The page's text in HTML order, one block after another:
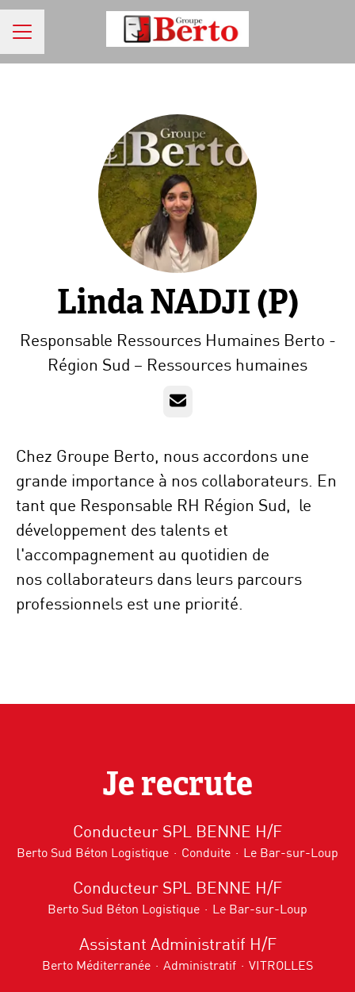
MENU CARRIÈRE
Linda NADJI (P)
Responsable Ressources Humaines Berto -
Région Sud – Ressources humaines
E-mail
Chez Groupe Berto, nous accordons une
grande importance à nos collaborateurs. En
tant que Responsable RH Région Sud, le
développement des talents et
l'accompagnement au quotidien de
nos collaborateurs dans leurs parcours
professionnels est une priorité.
Je recrute
Conducteur SPL BENNE H/F
Berto Sud Béton Logistique · Conduite · Le Bar-sur-Loup
Conducteur SPL BENNE H/F
Berto Sud Béton Logistique · Le Bar-sur-Loup
Assistant Administratif H/F
Berto Méditerranée · Administratif · VITROLLES